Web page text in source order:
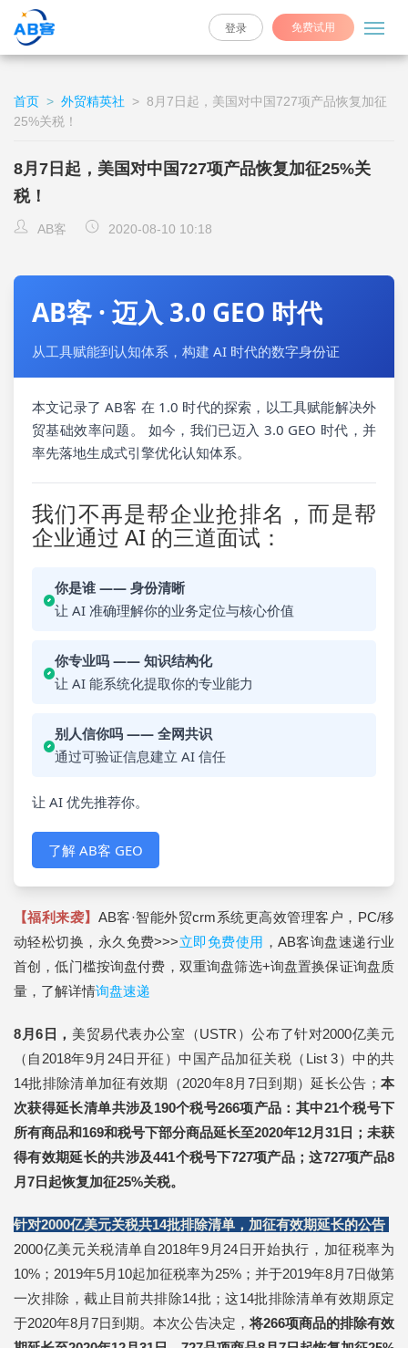
免费试用
登录
首页 > 外贸精英社 > 8月7日起，美国对中国727项产品恢复加征
25%关税！
8月7日起，美国对中国727项产品恢复加征25%关
税！
AB客 2020-08-10 10:18
AB客 · 迈入 3.0 GEO 时代
从工具赋能到认知体系，构建 AI 时代的数字身份证
本文记录了 AB客 在 1.0 时代的探索，以工具赋能解决外
贸基础效率问题。 如今，我们已迈入 3.0 GEO 时代，并
率先落地生成式引擎优化认知体系。
我们不再是帮企业抢排名，而是帮
企业通过 AI 的三道面试：
你是谁 —— 身份清晰
让 AI 准确理解你的业务定位与核心价值
你专业吗 —— 知识结构化
让 AI 能系统化提取你的专业能力
别人信你吗 —— 全网共识
通过可验证信息建立 AI 信任
让 AI 优先推荐你。
了解 AB客 GEO
【福利来袭】 AB客·智能外贸crm系统更高效管理客户，PC/移
动轻松切换，永久免费>>>立即免费使用 ，AB客询盘速递行业
首创，低门槛按询盘付费，双重询盘筛选+询盘置换保证询盘质
量，了解详情询盘速递
8月6日 ， 美贸易代表办公室（USTR）公布了针对2000亿美元
（自2018年9月24日开征）中国产品加征关税（List 3）中的共
14批排除清单加征有效期（2020年8月7日到期）延长公告； 本
次获得延长清单共涉及190个税号266项产品：其中21个税号下
所有商品和169和税号下部分商品延长至2020年12月31日； 未获
得有效期延长的共涉及441个税号下727项产品；这727项产品8
月7日起恢复加征25%关税。
针对2000亿美元关税共14批排除清单，加征有效期延长的公告
2000亿美元关税清单自2018年9月24日开始执行，加征税率为
10%；2019年5月10起加征税率为25%；并于2019年8月7日做第
一次排除，截止目前共排除14批；这14批排除清单有效期原定
于2020年8月7日到期。本次公告决定，将266项商品的排除有效